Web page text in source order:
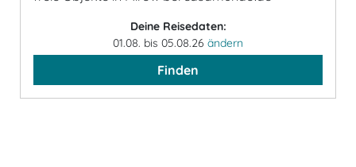
Deine Reisedaten:
01.08. bis 05.08.26 ändern
Finden